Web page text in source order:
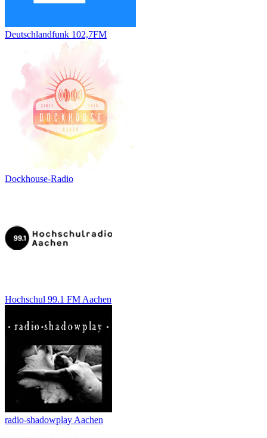
Deutschlandfunk 102,7FM
Dockhouse-Radio
Hochschul 99.1 FM Aachen
radio-shadowplay Aachen